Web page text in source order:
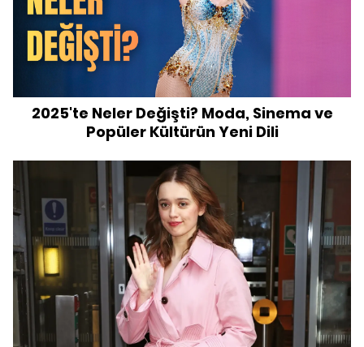
2025'te Neler Değişti? Moda, Sinema ve
Popüler Kültürün Yeni Dili